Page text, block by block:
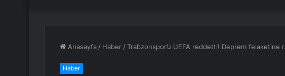
Anasayfa / Haber /Trabzonspor’u UEFA reddetti! Deprem felaketine
Haber